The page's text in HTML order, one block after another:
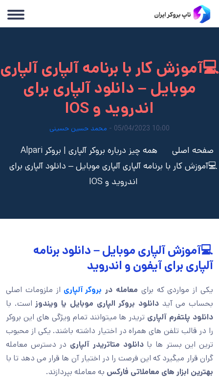
💻آموزش کار با برنامه آلپاری آلپاری
موبایل – دانلود آلپاری برای
اندروید و IOS
10:00 05/04/2023 - محمد حسین حسینی
صفحه اصلی
همه چیز درباره بروکر آلپاری | بروکر Alpari
💻آموزش کار با برنامه آلپاری آلپاری موبایل – دانلود آلپاری برای
اندروید و IOS
💻آموزش آلپاری موبایل – دانلود برنامه
آلپاری برای آیفون و اندروید
یکی از مواردی که برای معامله در بروکر آلپاری از ملزومات اصلی
بحساب می آیددانلود بروکر الپاری موبایل یا ویندوزاست. با
دانلود پلتفرم آلپاری تریدر ها میتوانند تمام ویژگی های این بروکر
را در قالب تلفن های همراه در اختیار داشته باشند. یکی از محبوب
ترین این بستر ها بادانلود متاتریدر آلپاری در دسترس معامله
گران قرار میگیرد که این فرصت را در اختیار آن ها قرار می دهد تا با
بهترین ابزار های معاملاتی فارکس به معامله بپردازند.